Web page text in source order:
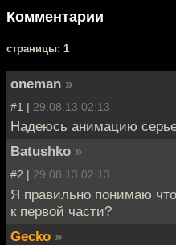
Комментарии
cтраницы: 1
oneman »
#1 | 29.08.13 02:13
Надеюсь анимацию
Batushko »
#2 | 29.08.13 02:13
Я правильно понимаю
к первой части?
Gecko »